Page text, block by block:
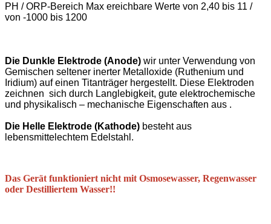
PH / ORP-Bereich Max ereichbare Werte von 2,40 bis 11 /
von -1000 bis 1200
Die Dunkle Elektrode (Anode) wir unter Verwendung von
Gemischen seltener inerter Metalloxide (Ruthenium und
Iridium) auf einen Titanträger hergestellt. Diese Elektroden
zeichnen sich durch Langlebigkeit, gute elektrochemische
und physikalisch – mechanische Eigenschaften aus .
Die Helle Elektrode (Kathode) besteht aus
lebensmittelechtem Edelstahl.
Das Gerät funktioniert nicht mit Osmosewasser, Regenwasser
oder Destilliertem Wasser!!